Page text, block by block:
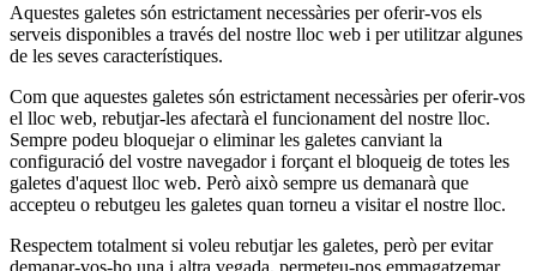
Aquestes galetes són estrictament necessàries per oferir-vos els
serveis disponibles a través del nostre lloc web i per utilitzar algunes
de les seves característiques.
Com que aquestes galetes són estrictament necessàries per oferir-vos
el lloc web, rebutjar-les afectarà el funcionament del nostre lloc.
Sempre podeu bloquejar o eliminar les galetes canviant la
configuració del vostre navegador i forçant el bloqueig de totes les
galetes d'aquest lloc web. Però això sempre us demanarà que
accepteu o rebutgeu les galetes quan torneu a visitar el nostre lloc.
Respectem totalment si voleu rebutjar les galetes, però per evitar
demanar-vos-ho una i altra vegada, permeteu-nos emmagatzemar